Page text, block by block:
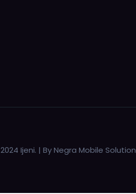
© 2024 Ijeni. | By Negra Mobile Solution